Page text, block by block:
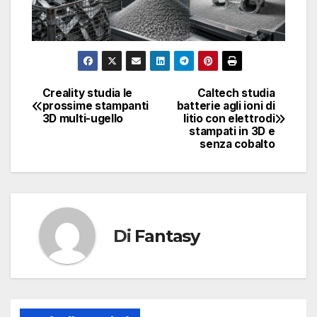
Navigazione
articoli
Caltech studia
batterie agli ioni di
litio con elettrodi
stampati in 3D e
senza cobalto
Creality studia le
prossime stampanti
3D multi-ugello
Di Fantasy